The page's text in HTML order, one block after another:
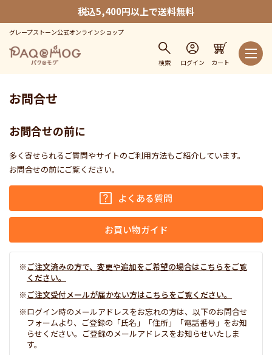
税込5,400円以上で送料無料
グレープストーン公式オンラインショップ
検索 ログイン カート
お問合せ
お問合せの前に
多く寄せられるご質問やサイトのご利用方法もご紹介しています。
お問合せの前にご覧ください。
よくある質問
お買い物ガイド
ご注文済みの方で、変更や追加をご希望の場合はこちらをご覧
ください。
ご注文受付メールが届かない方はこちらをご覧ください。
ログイン時のメールアドレスをお忘れの方は、以下のお問合せ
フォームより、ご登録の「氏名」「住所」「電話番号」をお知
らせください。ご登録のメールアドレスをお知らせいたしま
す。